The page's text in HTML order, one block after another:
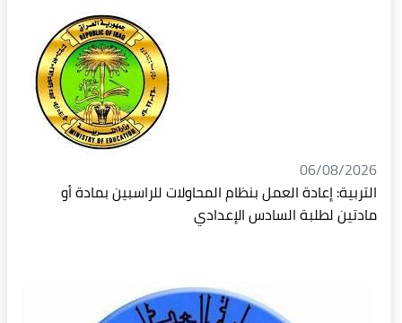
06/08/2026
التربية: إعادة العمل بنظام المحاولات للراسبين بمادة أو
مادتين لطلبة السادس الإعدادي